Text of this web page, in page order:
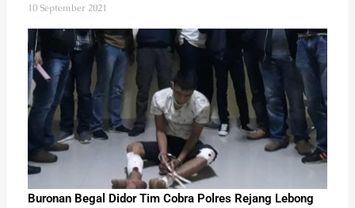
10 September 2021
Buronan Begal Didor Tim Cobra Polres Rejang Lebong